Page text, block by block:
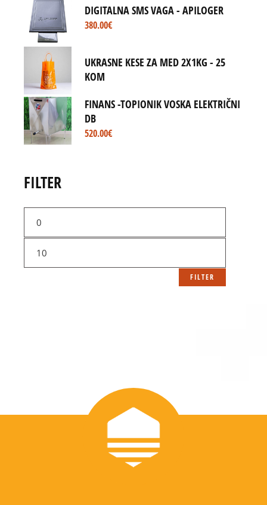
DIGITALNA SMS VAGA - APILOGER
380.00€
UKRASNE KESE ZA MED 2X1KG - 25
KOM
FINANS -TOPIONIK VOSKA ELEKTRIČNI
DB
520.00€
FILTER
Min
price
Max
price
FILTER